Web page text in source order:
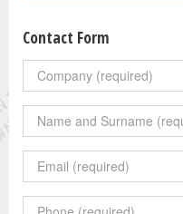
Contact Form